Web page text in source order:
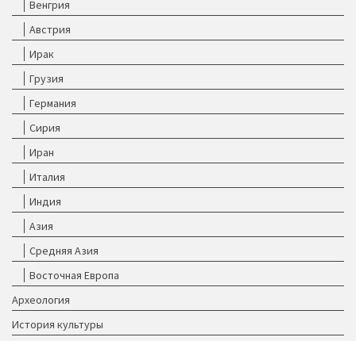
Венгрия
Австрия
Ирак
Грузия
Германия
Сирия
Иран
Италия
Индия
Азия
Средняя Азия
Восточная Европа
Археология
История культуры